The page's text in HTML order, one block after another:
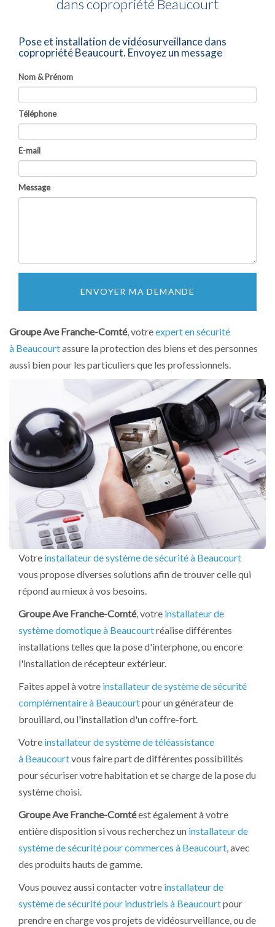
dans copropriété Beaucourt
Pose et installation de vidéosurveillance dans
copropriété Beaucourt. Envoyez un message
Nom & Prénom
Téléphone
E-mail
Message
ENVOYER MA DEMANDE
Groupe Ave Franche-Comté, votreexpert en sécurité
à Beaucourtassure la protection des biens et des personnes
aussi bien pour les particuliers que les professionnels.
Votre installateur de système de sécurité à Beaucourt
vous propose diverses solutions afin de trouver celle qui
répond au mieux à vos besoins.
Groupe Ave Franche-Comté, votre installateur de
système domotique à Beaucourtréalise différentes
installations telles que la pose d'interphone, ou encore
l'installation de récepteur extérieur.
Faites appel à votre installateur de système de sécurité
complémentaire à Beaucourtpour un générateur de
brouillard, ou l'installation d'un coffre-fort.
Votre installateur de système de téléassistance
à Beaucourtvous faire part de différentes possibilités
pour sécuriser votre habitation et se charge de la pose du
système choisi.
Groupe Ave Franche-Comtéest également à votre
entière disposition si vous recherchez un installateur de
système de sécurité pour commerces à Beaucourt, avec
des produits hauts de gamme.
Vous pouvez aussi contacter votre installateur de
système de sécurité pour industriels à Beaucourtpour
prendre en charge vos projets de vidéosurveillance, ou de